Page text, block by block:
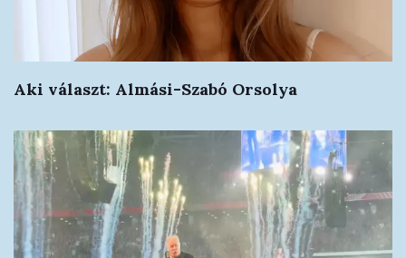
Aki választ: Almási-Szabó Orsolya